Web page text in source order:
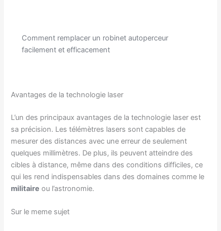
Comment remplacer un robinet autoperceur
facilement et efficacement
Avantages de la technologie laser
L’un des principaux avantages de la technologie laser est
sa précision. Les télémètres lasers sont capables de
mesurer des distances avec une erreur de seulement
quelques millimètres. De plus, ils peuvent atteindre des
cibles à distance, même dans des conditions difficiles, ce
qui les rend indispensables dans des domaines comme le
militaire ou l’astronomie.
Sur le meme sujet